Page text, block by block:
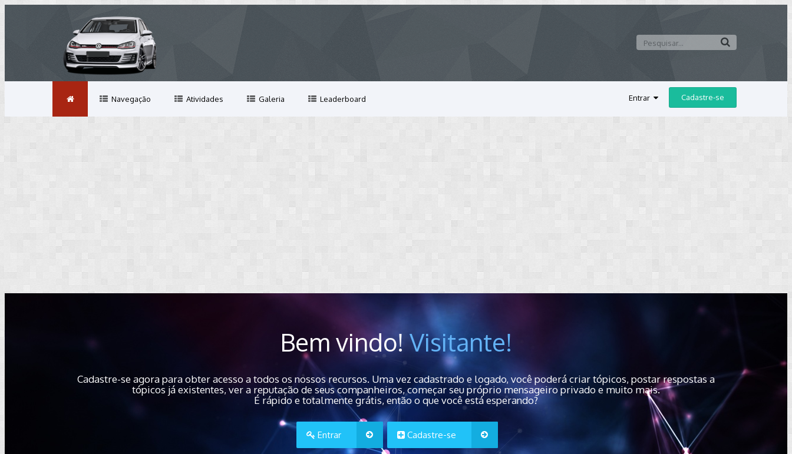
Entrar Cadastre-se
Navegação Atividades Galeria Leaderboard
Bem vindo!Visitante!
Cadastre-se agora para obter acesso a todos os nossos recursos. Uma vez cadastrado e logado, você poderá criar tópicos, postar respostas a
tópicos já existentes, ver a reputação de seus companheiros, começar seu próprio mensageiro privado e muito mais.
É rápido e totalmente grátis, então o que você está esperando?
Entrar Cadastre-se